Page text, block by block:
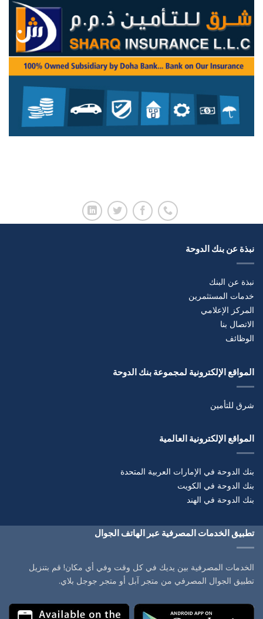
نبذة عن بنك الدوحة
نبذة عن البنك
خدمات المستثمرين
المركز الإعلامي
الاتصال بنا
الوظائف
المواقع الإلكترونية لمجموعة بنك الدوحة
شرق للتأمين
المواقع الإلكترونية العالمية
بنك الدوحة في الإمارات العربية المتحدة
بنك الدوحة في الكويت
بنك الدوحة في الهند
تطبيق الخدمات المصرفية عبر الهاتف الجوال
الخدمات المصرفية بين يديك في كل وقت وفي أي مكان! قم بتنزيل
تطبيق الجوال المصرفي من متجر آبل أو متجر جوجل بلاي.